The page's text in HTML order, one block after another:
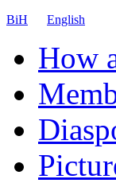
BiH
English
How